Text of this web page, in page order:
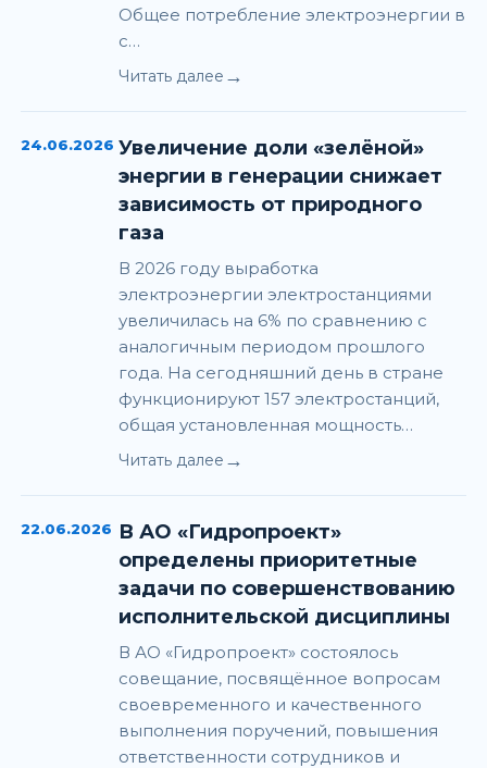
Общее потребление электроэнергии в
с…
Читать далее →
24.06.2026 Увеличение доли «зелёной»
энергии в генерации снижает
зависимость от природного
газа
В 2026 году выработка
электроэнергии электростанциями
увеличилась на 6% по сравнению с
аналогичным периодом прошлого
года. На сегодняшний день в стране
функционируют 157 электростанций,
общая установленная мощность…
Читать далее →
22.06.2026 В АО «Гидропроект»
определены приоритетные
задачи по совершенствованию
исполнительской дисциплины
В АО «Гидропроект» состоялось
совещание, посвящённое вопросам
своевременного и качественного
выполнения поручений, повышения
ответственности сотрудников и